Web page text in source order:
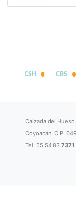
CSH CBS
Calzada del
Coyoacán, C.P.
Tel. 55 54 837371